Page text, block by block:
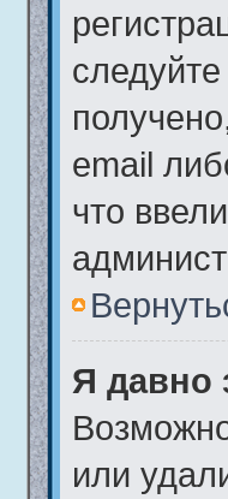
email
что
Я давно
или